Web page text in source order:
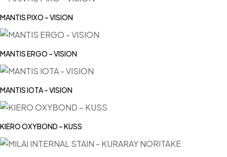
MANTIS PIXO – VISION
MANTIS ERGO – VISION
MANTIS IOTA – VISION
KIERO OXYBOND – KUSS